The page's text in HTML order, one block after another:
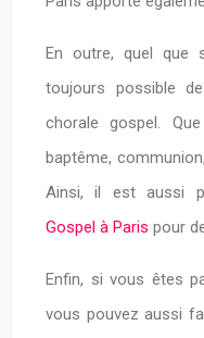
En outre, quel que
toujours possible
chorale gospel.
baptême,
Ainsi, il est aussi
Gospel à Paris pour
Enfin, si vous êtes
vous pouvez aussi